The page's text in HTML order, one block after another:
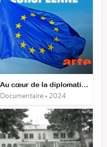
Au cœur de la diplomatie européenne
Documentaire • 2024